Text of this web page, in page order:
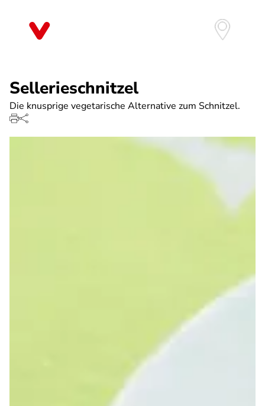
Sellerieschnitzel
Die knusprige vegetarische Alternative zum Schnitzel.